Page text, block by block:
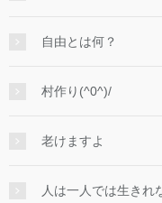
自由とは何？
村作り(^0^)/
老けますよ
人は一人では生きれ